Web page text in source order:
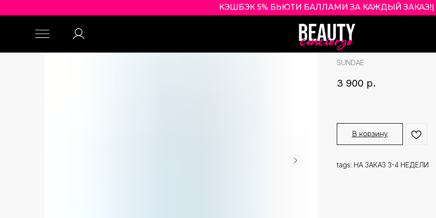
КЭШБЭК 5% БЬЮТИ БАЛЛАМИ ЗА КАЖДЫЙ ЗАКАЗ!|
SUNDAE COOL
265 МЛ
SUNDAE
3 900 р.
В корзину
tags: НА ЗАКАЗ 3-4 НЕДЕЛИ